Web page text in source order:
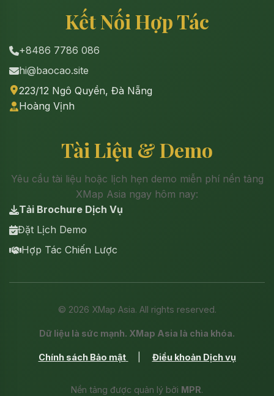
Kết Nối Hợp Tác
+8486 7786 086
hi@baocao.site
223/12 Ngô Quyền, Đà Nẵng
Hoàng Vịnh
Tài Liệu & Demo
Yêu cầu tài liệu hoặc lịch hẹn demo miễn phí nền tảng
XMap Asia ngay hôm nay:
Tải Brochure Dịch Vụ
Đặt Lịch Demo
Hợp Tác Chiến Lược
© 2026 XMap Asia. All rights reserved.
Dữ liệu là sức mạnh. XMap Asia là chìa khóa.
Chính sách Bảo mật Điều khoản Dịch vụ
Nền tảng được quản lý bởi MPR.